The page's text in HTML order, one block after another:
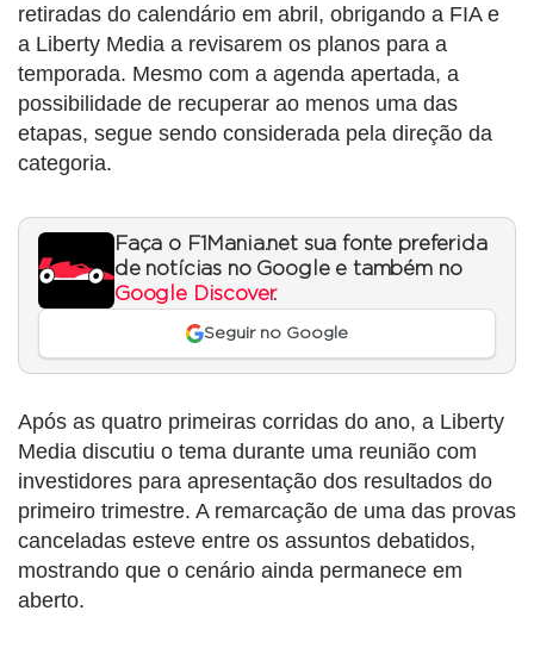
retiradas do calendário em abril, obrigando a FIA e
a Liberty Media a revisarem os planos para a
temporada. Mesmo com a agenda apertada, a
possibilidade de recuperar ao menos uma das
etapas, segue sendo considerada pela direção da
categoria.
Faça o F1Mania.net sua fonte preferida
de notícias no Google e também no
Google Discover.
Seguir no Google
Após as quatro primeiras corridas do ano, a Liberty
Media discutiu o tema durante uma reunião com
investidores para apresentação dos resultados do
primeiro trimestre. A remarcação de uma das provas
canceladas esteve entre os assuntos debatidos,
mostrando que o cenário ainda permanece em
aberto.